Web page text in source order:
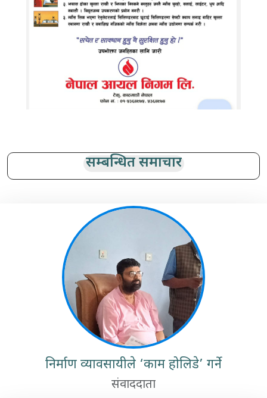
सम्बन्धित समाचार
निर्माण व्यावसायीले ‘काम होलिडे’ गर्ने
संवाददाता